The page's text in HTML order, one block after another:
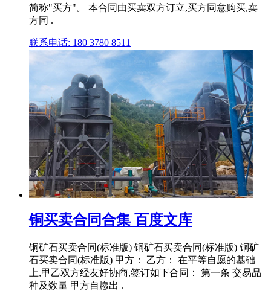
简称"买方"。 本合同由买卖双方订立,买方同意购买,卖
方同 .
联系电话: 180 3780 8511
铜买卖合同合集 百度文库
铜矿石买卖合同(标准版) 铜矿石买卖合同(标准版) 铜矿
石买卖合同(标准版) 甲方： 乙方： 在平等自愿的基础
上,甲乙双方经友好协商,签订如下合同： 第一条 交易品
种及数量 甲方自愿出 .